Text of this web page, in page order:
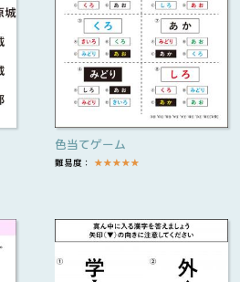
色当てゲーム
難易度： ★★★★★